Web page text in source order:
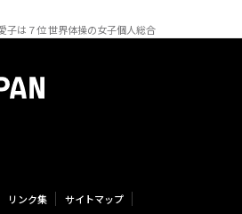
子は７位 世界体操の女子個人総合
リンク集 サイトマップ